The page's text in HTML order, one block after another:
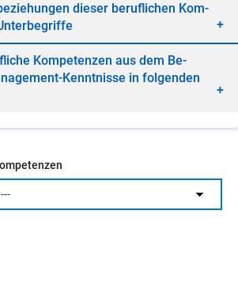
die­ser be­ruf­li­chen Kom­
Kom­pe­ten­zen aus dem Be­
Kennt­nis­se in fol­gen­den